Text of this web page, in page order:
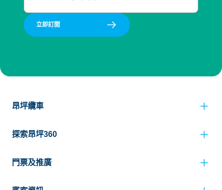
立即訂閲
昂坪纜車
探索昂坪360
門票及推廣